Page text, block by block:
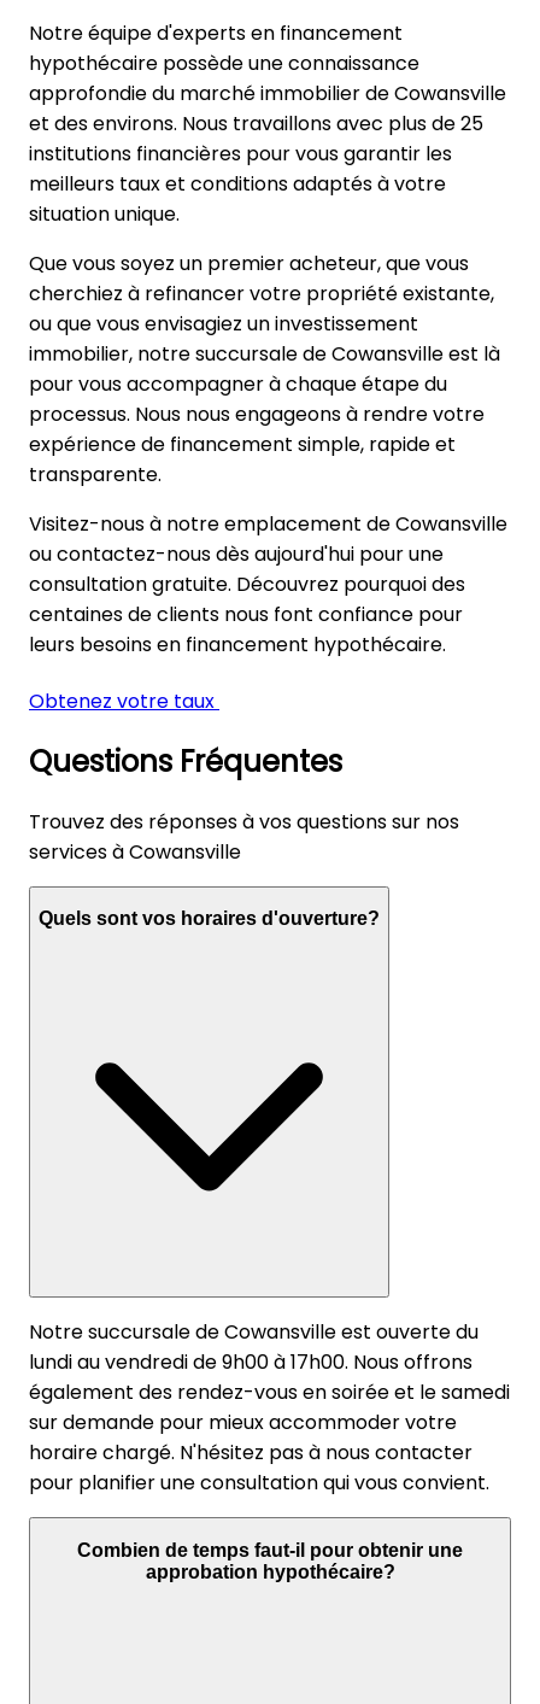
Notre équipe d'experts en financement
hypothécaire possède une connaissance
approfondie du marché immobilier de Cowansville
et des environs. Nous travaillons avec plus de 25
institutions financières pour vous garantir les
meilleurs taux et conditions adaptés à votre
situation unique.
Que vous soyez un premier acheteur, que vous
cherchiez à refinancer votre propriété existante,
ou que vous envisagiez un investissement
immobilier, notre succursale de Cowansville est là
pour vous accompagner à chaque étape du
processus. Nous nous engageons à rendre votre
expérience de financement simple, rapide et
transparente.
Visitez-nous à notre emplacement de Cowansville
ou contactez-nous dès aujourd'hui pour une
consultation gratuite. Découvrez pourquoi des
centaines de clients nous font confiance pour
leurs besoins en financement hypothécaire.
Obtenez votre taux
Questions Fréquentes
Trouvez des réponses à vos questions sur nos
services à Cowansville
Quels sont vos horaires d'ouverture?
Notre succursale de Cowansville est ouverte du
lundi au vendredi de 9h00 à 17h00. Nous offrons
également des rendez-vous en soirée et le samedi
sur demande pour mieux accommoder votre
horaire chargé. N'hésitez pas à nous contacter
pour planifier une consultation qui vous convient.
Combien de temps faut-il pour obtenir une
approbation hypothécaire?